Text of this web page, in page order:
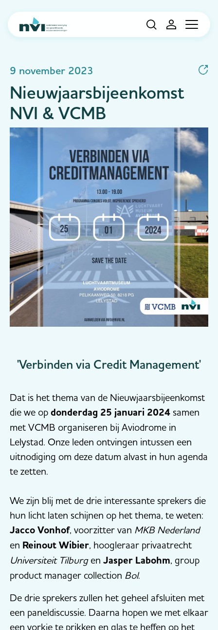
Navigation
9 november 2023
Nieuwjaarsbijeenkomst
NVI & VCMB
'Verbinden via Credit Management'
Dat is het thema van de Nieuwjaarsbijeenkomst
die we op donderdag 25 januari 2024 samen
met VCMB organiseren bij Aviodrome in
Lelystad. Onze leden ontvingen intussen een
uitnodiging om deze datum alvast in hun agenda
te zetten.
We zijn blij met de drie interessante sprekers die
hun licht laten schijnen op het thema, te weten:
Jacco Vonhof, voorzitter van MKB Nederland
en Reinout Wibier, hoogleraar privaatrecht
Universiteit Tilburgen Jasper Labohm, group
product manager collection Bol.
De drie sprekers zullen het geheel afsluiten met
een paneldiscussie. Daarna hopen we met elkaar
een vorkje te prikken en glas te heffen op het